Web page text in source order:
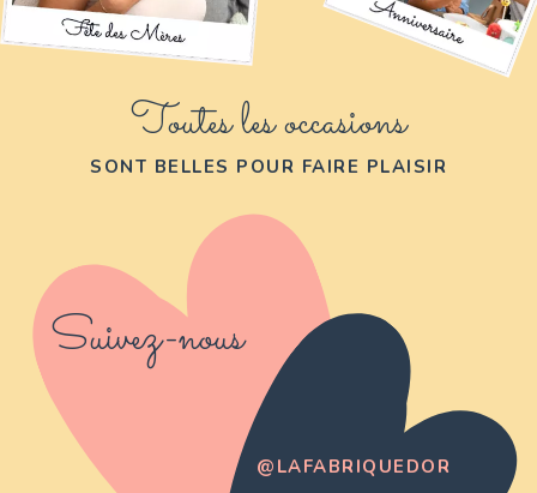
Toutes les occasions
SONT BELLES POUR FAIRE PLAISIR
Suivez-nous
@LAFABRIQUEDOR